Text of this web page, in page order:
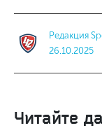
Редакция
26.10.2025
Читайте